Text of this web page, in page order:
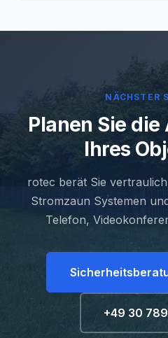
NÄCHSTER
Planen Sie
Ihres
rotec berät Sie
Stromzaun Systemen
Telefon,
+49 30